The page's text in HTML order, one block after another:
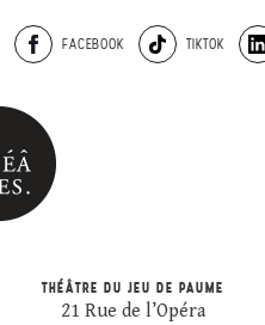
FACEBOOK TIKTOK
THÉÂTRE DU JEU DE PAUME
21 Rue de l’Opéra